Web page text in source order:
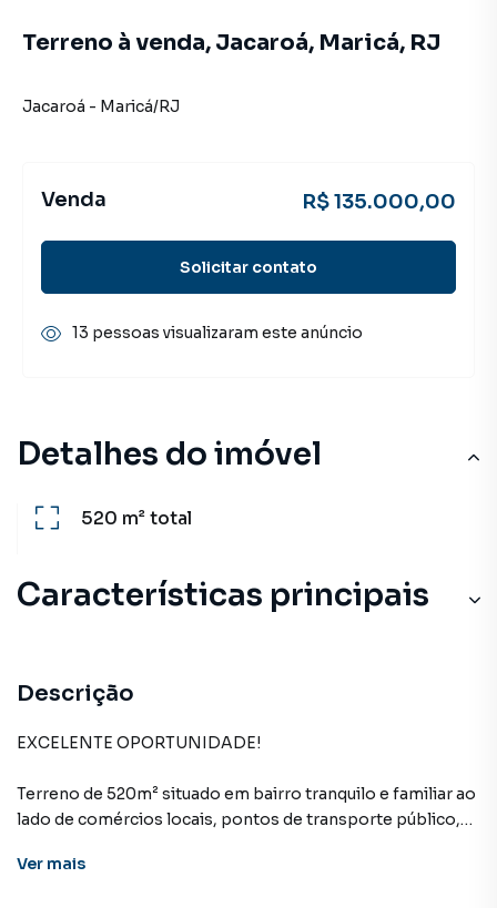
Detalhes do imóvel
520 m²total
Características principais
Descrição
EXCELENTE OPORTUNIDADE!
Terreno de 520m² situado em bairro tranquilo e familiar ao
lado de comércios locais, pontos de transporte público,
Ver mais
Terreno à venda, Jacaroá, Maricá, RJ
Jacaroá - Maricá/RJ
Venda R$ 135.000,00
Solicitar contato
13 pessoas visualizaram este anúncio